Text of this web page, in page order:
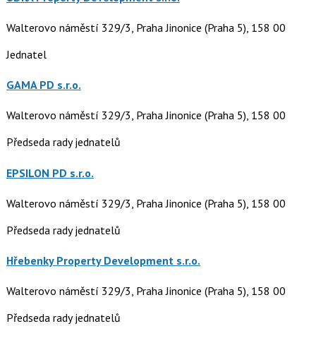
Walterovo náměstí 329/3, Praha Jinonice (Praha 5), 158 00
Jednatel
GAMA PD s.r.o.
Walterovo náměstí 329/3, Praha Jinonice (Praha 5), 158 00
Předseda rady jednatelů
EPSILON PD s.r.o.
Walterovo náměstí 329/3, Praha Jinonice (Praha 5), 158 00
Předseda rady jednatelů
Hřebenky Property Development s.r.o.
Walterovo náměstí 329/3, Praha Jinonice (Praha 5), 158 00
Předseda rady jednatelů